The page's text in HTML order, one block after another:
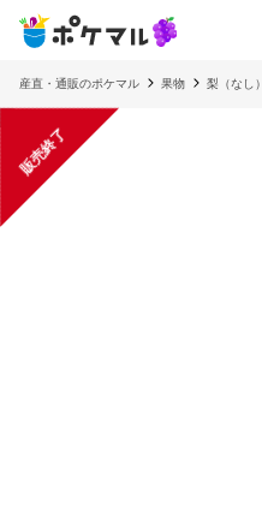
産直・通販のポケマル 果物 梨（なし）
販売終了